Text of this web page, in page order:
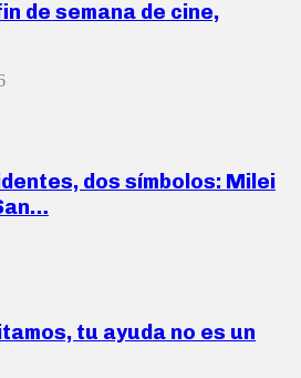
de semana de cine,
dos símbolos: Milei
tu ayuda no es un